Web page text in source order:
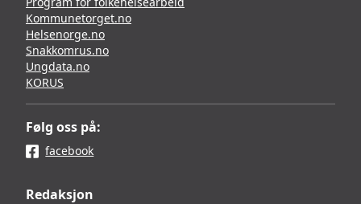
Kommunetorget.no
Helsenorge.no
Snakkomrus.no
Ungdata.no
KORUS
Følg oss på:
facebook
Redaksjon